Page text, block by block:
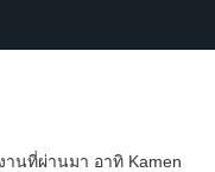
นที่ผ่านมา อาทิ Kamen